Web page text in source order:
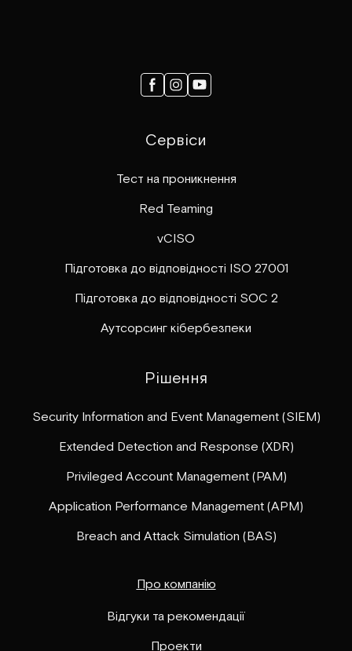
Сервіси
Тест на проникнення
Red Teaming
vCISO
Підготовка до відповідності ISO 27001
Підготовка до відповідності SOC 2
Аутсорсинг кібербезпеки
Рішення
Security Information and Event Management (SIEM)
Extended Detection and Response (XDR)
Privileged Account Management (PAM)
Application Performance Management (APM)
Breach and Attack Simulation (BAS)
Про компанію
Відгуки та рекомендації
Проекти